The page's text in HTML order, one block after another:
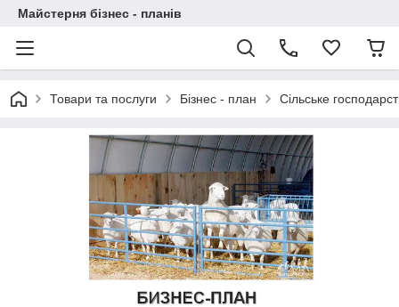
Майстерня бізнес - планів
Товари та послуги Бізнес - план Сільське